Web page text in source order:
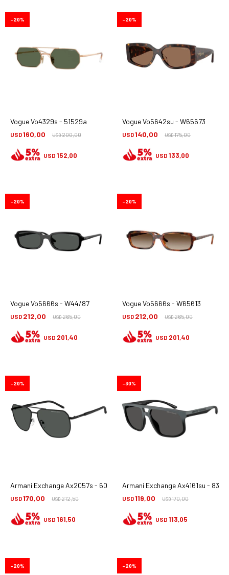
Vogue Vo4329s - 51529a
USD160,00 USD200,00
20
USD 152,00
Vogue Vo5642su - W65673
USD140,00 USD175,00
20
USD 133,00
Vogue Vo5666s - W44/87
USD 212,00 USD265,00
20
USD 201,40
Vogue Vo5666s - W65613
USD 212,00 USD265,00
20
USD 201,40
Armani Exchange Ax2057s - 600087
USD170,00 USD212,50
20
USD 161,50
Armani Exchange Ax4161su -
USD119,00 USD170,00
30
USD 113,05
20 20